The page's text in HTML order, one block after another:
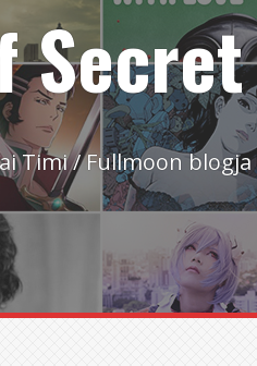
Timi / Fullmoon blogja